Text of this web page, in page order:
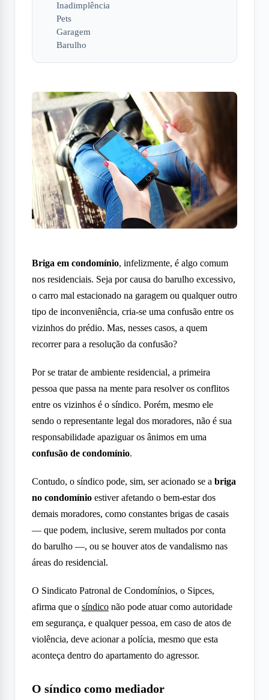
Inadimplência
Pets
Garagem
Barulho
Briga em condomínio, infelizmente, é algo comum
nos residenciais. Seja por causa do barulho excessivo,
o carro mal estacionado na garagem ou qualquer outro
tipo de inconveniência, cria-se uma confusão entre os
vizinhos do prédio. Mas, nesses casos, a quem
recorrer para a resolução da confusão?
Por se tratar de ambiente residencial, a primeira
pessoa que passa na mente para resolver os conflitos
entre os vizinhos é o síndico. Porém, mesmo ele
sendo o representante legal dos moradores, não é sua
responsabilidade apaziguar os ânimos em uma
confusão de condomínio.
Contudo, o síndico pode, sim, ser acionado se a briga
no condomínio estiver afetando o bem-estar dos
demais moradores, como constantes brigas de casais
— que podem, inclusive, serem multados por conta
do barulho —, ou se houver atos de vandalismo nas
áreas do residencial.
O Sindicato Patronal de Condomínios, o Sipces,
afirma que o síndico não pode atuar como autoridade
em segurança, e qualquer pessoa, em caso de atos de
violência, deve acionar a polícia, mesmo que esta
aconteça dentro do apartamento do agressor.
O síndico como mediador